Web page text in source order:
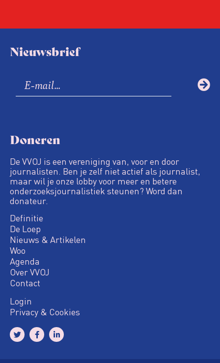
Nieuwsbrief
Doneren
De VVOJ is een vereniging van, voor en door
journalisten. Ben je zelf niet actief als journalist,
maar wil je onze lobby voor meer en betere
onderzoeksjournalistiek steunen? Word dan
donateur.
Definitie
De Loep
Nieuws & Artikelen
Woo
Agenda
Over VVOJ
Contact
Login
Privacy & Cookies